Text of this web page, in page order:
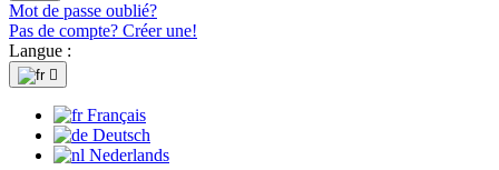
Mot de passe oublié?
Pas de compte? Créer une!
Langue :

Français
Deutsch
Nederlands